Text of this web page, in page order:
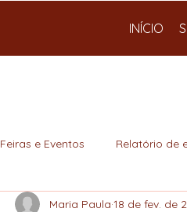
INÍCIO
Feiras e Eventos Relatório de
Maria Paula 18 de fev. de